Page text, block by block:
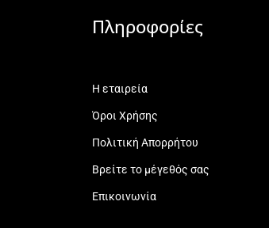
Πληροφορίες
Η εταιρεία
Όροι Χρήσης
Πολιτική Απορρήτου
Βρείτε το μέγεθός σας
Επικοινωνία